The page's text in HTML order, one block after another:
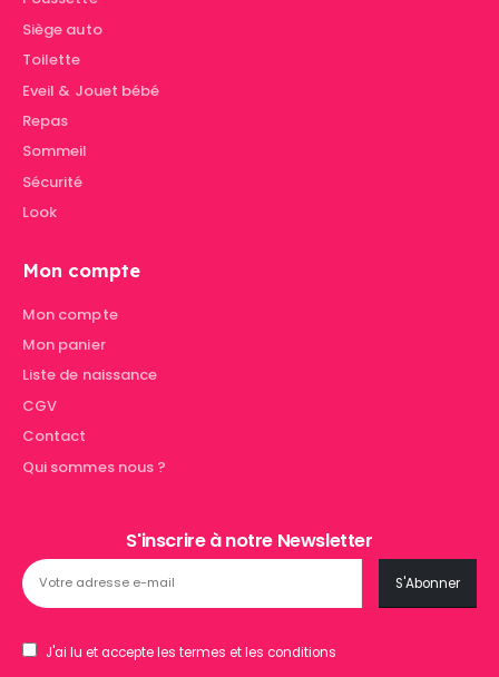
Siège auto
Toilette
Eveil & Jouet bébé
Repas
Sommeil
Sécurité
Look
Mon compte
Mon compte
Mon panier
Liste de naissance
CGV
Contact
Qui sommes nous ?
S'inscrire à notre Newsletter
J'ai lu et accepte les termes et les conditions